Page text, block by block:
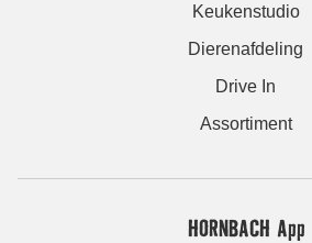
Keukenstudio
Dierenafdeling
Drive In
Assortiment
HORNBACH App